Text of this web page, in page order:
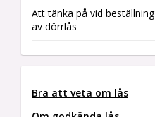
Att tänka på vid beställning
av dörrlås
Bra att veta om lås